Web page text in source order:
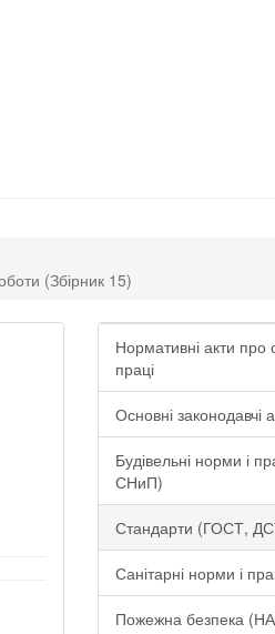
(Збірник 15)
Нормативні акти про
праці
Основні законодавчі
Будівельні норми і
СНиП)
Стандарти (ГОСТ,
Санітарні норми і
Пожежна безпека